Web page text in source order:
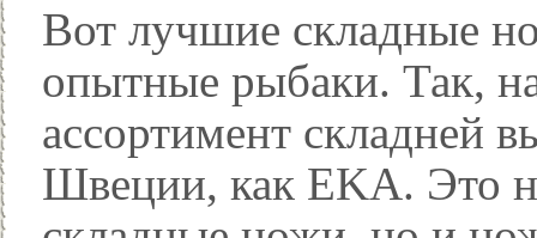
Вот лучшие складные
опытные рыбаки. Так,
ассортимент складней
Швеции, как EKA. Это